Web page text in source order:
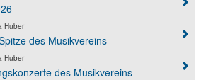
Huber
des Musikvereins
Huber
des Musikvereins